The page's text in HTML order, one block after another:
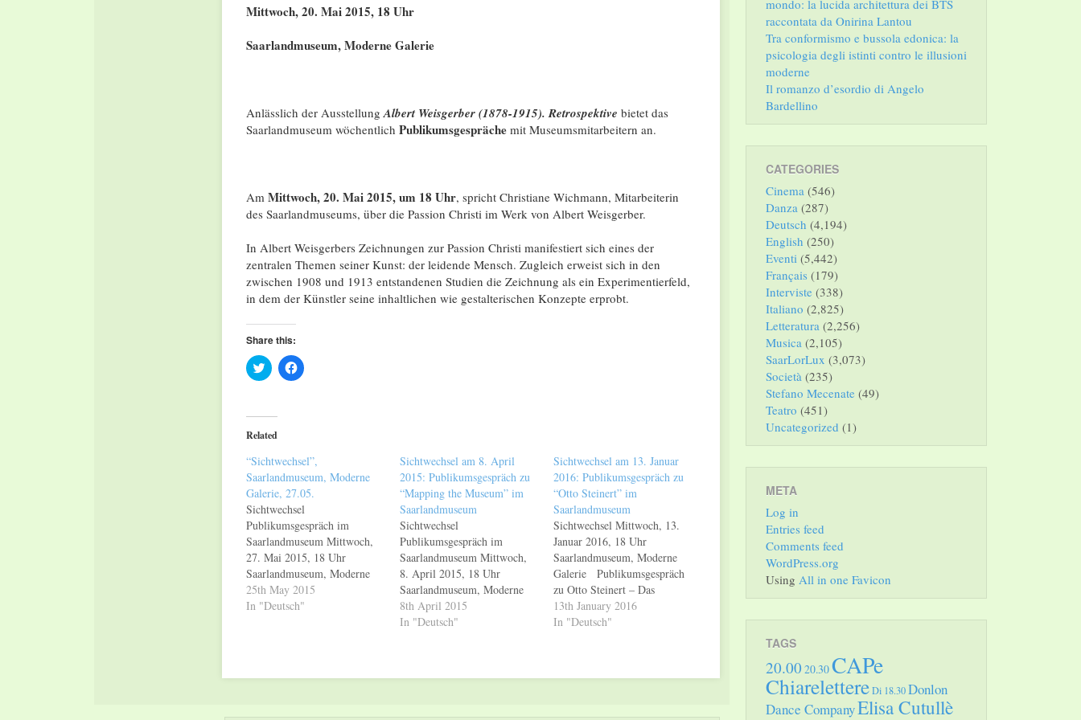
Mittwoch, 20. Mai 2015, 18 Uhr
Saarlandmuseum, Moderne Galerie
Anlässlich der Ausstellung Albert Weisgerber (1878-1915). Retrospektive bietet das
Saarlandmuseum wöchentlich Publikumsgesprächemit Museumsmitarbeitern an.
Am Mittwoch, 20. Mai 2015, um 18 Uhr, spricht Christiane Wichmann, Mitarbeiterin
des Saarlandmuseums, über die Passion Christi im Werk von Albert Weisgerber.
In Albert Weisgerbers Zeichnungen zur Passion Christi manifestiert sich eines der
zentralen Themen seiner Kunst: der leidende Mensch. Zugleich erweist sich in den
zwischen 1908 und 1913 entstandenen Studien die Zeichnung als ein Experimentierfeld,
in dem der Künstler seine inhaltlichen wie gestalterischen Konzepte erprobt.
Share this:
Click
to
(Opens
in
new
Click
to
Related
“Sichtwechsel”,
Saarlandmuseum, Moderne
Galerie, 27.05.
Sichtwechsel
Publikumsgespräch im
Saarlandmuseum Mittwoch,
27. Mai 2015, 18 Uhr
Saarlandmuseum, Moderne
Galerie Anlässlich der
Ausstellung Albert
25th May 2015
In "Deutsch"
Sichtwechsel am 8. April
2015: Publikumsgespräch zu
“Mapping the Museum” im
Saarlandmuseum
Sichtwechsel
Publikumsgespräch im
Saarlandmuseum Mittwoch,
8. April 2015, 18 Uhr
Saarlandmuseum, Moderne
Galerie Anlässlich der
Ausstellung Mapping the
8th April 2015
In "Deutsch"
Sichtwechsel am 13. Januar
2016: Publikumsgespräch zu
“Otto Steinert” im
Saarlandmuseum
Sichtwechsel Mittwoch, 13.
Januar 2016, 18 Uhr
Saarlandmuseum, Moderne
Galerie Publikumsgespräch
zu Otto Steinert – Das
Menschenbild Am Mittwoch,
13. Januar 2016, um 18 Uhr
13th January 2016
In "Deutsch"
mondo: la lucida architettura dei BTS
raccontata da Onirina Lantou
Tra conformismo e bussola edonica: la
psicologia degli istinti contro le illusioni
moderne
Il romanzo d’esordio di Angelo
Bardellino
CATEGORIES
Cinema (546)
Danza (287)
Deutsch (4,194)
English (250)
Eventi (5,442)
Français (179)
Interviste (338)
Italiano (2,825)
Letteratura (2,256)
Musica (2,105)
SaarLorLux (3,073)
Società (235)
Stefano Mecenate (49)
Teatro (451)
Uncategorized (1)
META
Log in
Entries feed
Comments feed
WordPress.org
Using All in one Favicon
TAGS
20.00 20.30CAPe
ChiarelettereDi 18.30Donlon
Dance CompanyElisa Cutullè